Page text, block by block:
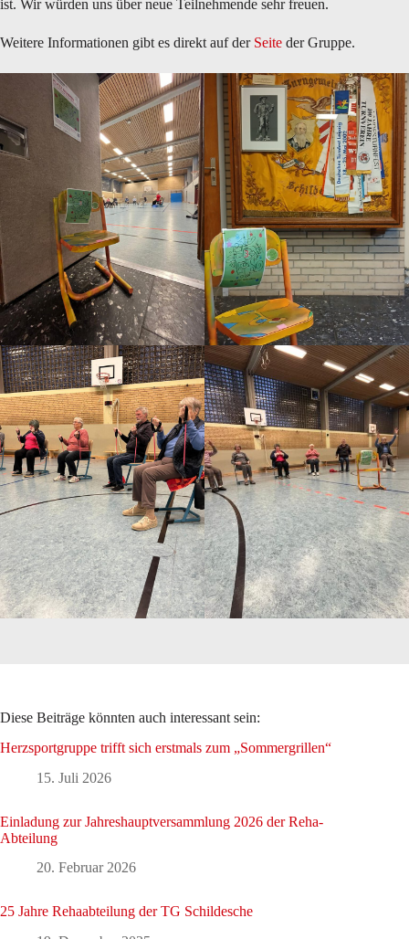
ist. Wir würden uns über neue Teilnehmende sehr freuen.
Weitere Informationen gibt es direkt auf der Seite der Gruppe.
Diese Beiträge könnten auch interessant sein:
Herzsportgruppe trifft sich erstmals zum „Sommergrillen“
15. Juli 2026
Einladung zur Jahreshauptversammlung 2026 der Reha-
Abteilung
20. Februar 2026
25 Jahre Rehaabteilung der TG Schildesche